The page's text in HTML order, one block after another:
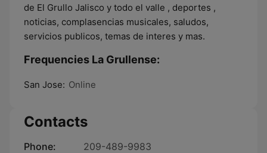
de El Grullo Jalisco y todo el valle , deportes ,
noticias, complasencias musicales, saludos,
servicios publicos, temas de interes y mas.
Frequencies La Grullense:
San Jose: Online
Contacts
Phone:
209-489-9983